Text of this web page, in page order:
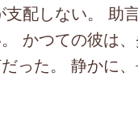
支配しない。 助
かつての彼は
った。 静かに